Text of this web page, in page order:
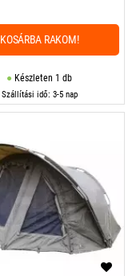
Készleten 1 db
Szállítási idő: 3-5 nap
KOSÁRBA RAKOM!